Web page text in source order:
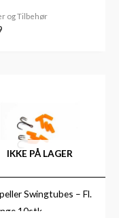
og Tilbehør
IKKE PÅ LAGER
Swingtubes – Fl.
10stk